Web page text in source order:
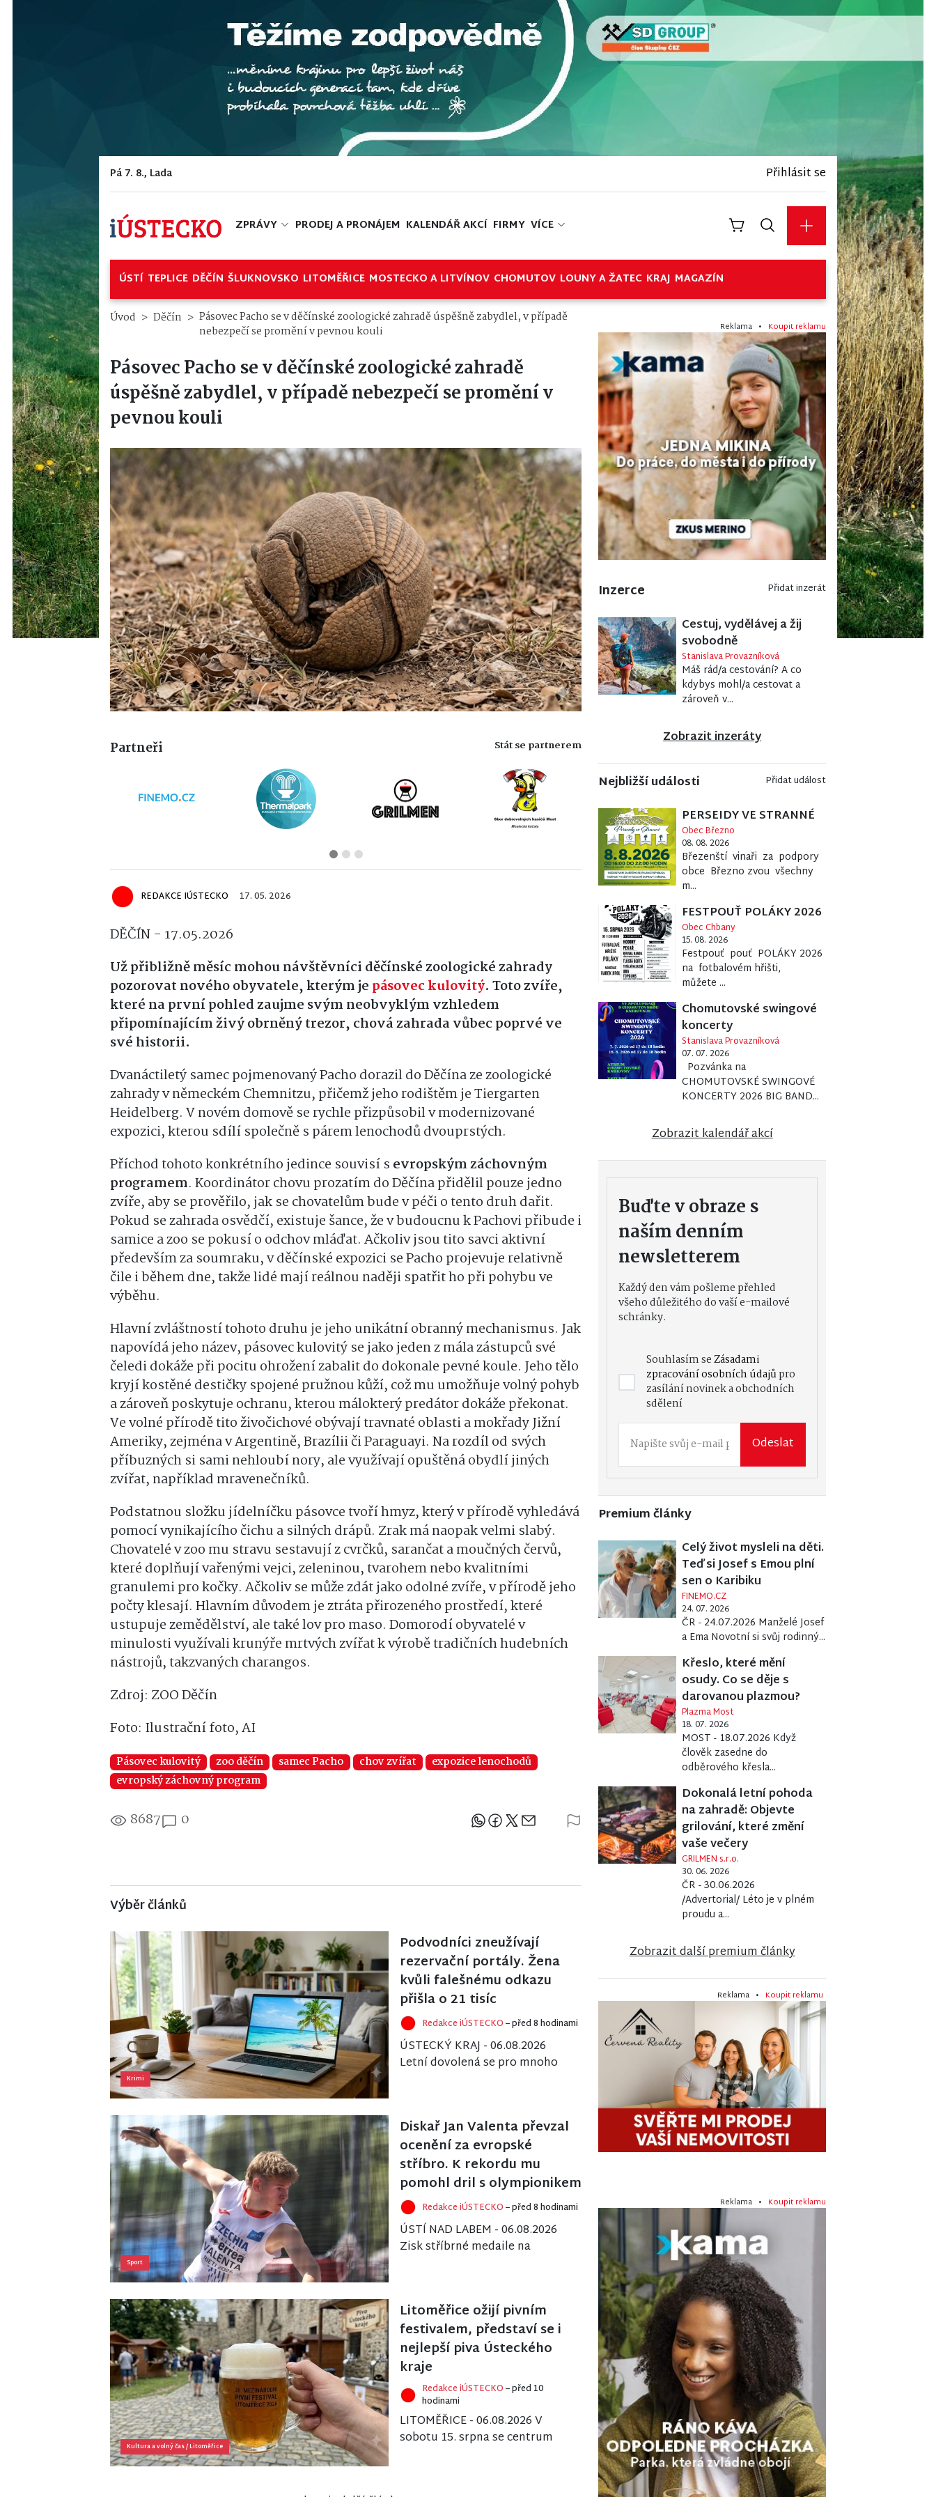
Pá 7. 8., Lada Přihlásit se
ZPRÁVY PRODEJ A PRONÁJEM KALENDÁŘ AKCÍ FIRMY VÍCE
ÚSTÍ TEPLICE DĚČÍN ŠLUKNOVSKO LITOMĚŘICE MOSTECKO A LITVÍNOV CHOMUTOV LOUNY A ŽATEC KRAJ MAGAZÍN
Úvod Děčín
Pásovec Pacho se v děčínské zoologické zahradě úspěšně zabydlel, v případě
nebezpečí se promění v pevnou kouli
Pásovec Pacho se v děčínské zoologické zahradě
úspěšně zabydlel, v případě nebezpečí se promění v
pevnou kouli
Partneři Stát se partnerem
REDAKCE IÚSTECKO 17. 05. 2026
DĚČÍN - 17.05.2026
Už přibližně měsíc mohou návštěvníci děčínské zoologické zahrady
pozorovat nového obyvatele, kterým je pásovec kulovitý. Toto zvíře,
které na první pohled zaujme svým neobvyklým vzhledem
připomínajícím živý obrněný trezor, chová zahrada vůbec poprvé ve
své historii.
Dvanáctiletý samec pojmenovaný Pacho dorazil do Děčína ze zoologické
zahrady v německém Chemnitzu, přičemž jeho rodištěm je Tiergarten
Heidelberg. V novém domově se rychle přizpůsobil v modernizované
expozici, kterou sdílí společně s párem lenochodů dvouprstých.
Příchod tohoto konkrétního jedince souvisí s evropským záchovným
programem. Koordinátor chovu prozatím do Děčína přidělil pouze jedno
zvíře, aby se prověřilo, jak se chovatelům bude v péči o tento druh dařit.
Pokud se zahrada osvědčí, existuje šance, že v budoucnu k Pachovi přibude i
samice a zoo se pokusí o odchov mláďat. Ačkoliv jsou tito savci aktivní
především za soumraku, v děčínské expozici se Pacho projevuje relativně
čile i během dne, takže lidé mají reálnou naději spatřit ho při pohybu ve
výběhu.
Hlavní zvláštností tohoto druhu je jeho unikátní obranný mechanismus. Jak
napovídá jeho název, pásovec kulovitý se jako jeden z mála zástupců své
čeledi dokáže při pocitu ohrožení zabalit do dokonale pevné koule. Jeho tělo
kryjí kostěné destičky spojené pružnou kůží, což mu umožňuje volný pohyb
a zároveň poskytuje ochranu, kterou málokterý predátor dokáže překonat.
Ve volné přírodě tito živočichové obývají travnaté oblasti a mokřady Jižní
Ameriky, zejména v Argentině, Brazílii či Paraguayi. Na rozdíl od svých
příbuzných si sami nehloubí nory, ale využívají opuštěná obydlí jiných
zvířat, například mravenečníků.
Podstatnou složku jídelníčku pásovce tvoří hmyz, který v přírodě vyhledává
pomocí vynikajícího čichu a silných drápů. Zrak má naopak velmi slabý.
Chovatelé v zoo mu stravu sestavují z cvrčků, sarančat a moučných červů,
které doplňují vařenými vejci, zeleninou, tvarohem nebo kvalitními
granulemi pro kočky. Ačkoliv se může zdát jako odolné zvíře, v přírodě jeho
počty klesají. Hlavním důvodem je ztráta přirozeného prostředí, které
ustupuje zemědělství, ale také lov pro maso. Domorodí obyvatelé v
minulosti využívali krunýře mrtvých zvířat k výrobě tradičních hudebních
nástrojů, takzvaných charangos.
Zdroj: ZOO Děčín
Foto: Ilustrační foto, AI
Pásovec kulovitý zoo děčín samec Pacho chov zvířat
expozice lenochodů
evropský záchovný program
8687 0 Sdílejte článek
Výběr článků
Krimi
Podvodníci zneužívají
rezervační portály. Žena
kvůli falešnému odkazu
přišla o 21 tisíc
Redakce iÚSTECKO– před 8 hodinami
ÚSTECKÝ KRAJ - 06.08.2026
Letní dovolená se pro mnoho
Sport
Diskař Jan Valenta převzal
ocenění za evropské
stříbro. K rekordu mu
pomohl dril s olympionikem
Redakce iÚSTECKO– před 8 hodinami
ÚSTÍ NAD LABEM - 06.08.2026
Zisk stříbrné medaile na
Kultura a volný čas/Litoměřice
Litoměřice ožijí pivním
festivalem, představí se i
nejlepší piva Ústeckého
kraje
Redakce iÚSTECKO– před 10
hodinami
LITOMĚŘICE - 06.08.2026 V
sobotu 15. srpna se centrum
Reklama • Koupit reklamu
Inzerce Přidat inzerát
Cestuj, vydělávej a žij
svobodně
Stanislava Provazníková
Máš rád/a cestování? A co
kdybys mohl/a cestovat a
zároveň v...
Zobrazit inzeráty
Nejbližší události Přidat událost
PERSEIDY VE STRANNÉ
Obec Březno
08. 08. 2026
Březenští vinaři za podpory
obce Březno zvou všechny
m...
FESTPOUŤ POLÁKY 2026
Obec Chbany
15. 08. 2026
Festpouť pouť POLÁKY 2026
na fotbalovém hřišti,
můžete ...
Chomutovské swingové
koncerty
Stanislava Provazníková
07. 07. 2026
Pozvánka na
CHOMUTOVSKÉ SWINGOVÉ
KONCERTY 2026 BIG BAND...
Zobrazit kalendář akcí
Buďte v obraze s
naším denním
newsletterem
Každý den vám pošleme přehled
všeho důležitého do vaší e-mailové
schránky.
Souhlasím seZásadami
zpracování osobních údajůpro
zasílání novinek a obchodních
sdělení
Odeslat
Premium články
Celý život mysleli na děti.
Teď si Josef s Emou plní
sen o Karibiku
FINEMO.CZ
24. 07. 2026
ČR - 24.07.2026 Manželé Josef
a Ema Novotní si svůj rodinný...
Křeslo, které mění
osudy. Co se děje s
darovanou plazmou?
Plazma Most
18. 07. 2026
MOST - 18.07.2026 Když
člověk zasedne do
odběrového křesla...
Dokonalá letní pohoda
na zahradě: Objevte
grilování, které změní
vaše večery
GRILMEN s.r.o.
30. 06. 2026
ČR - 30.06.2026
/Advertorial/ Léto je v plném
proudu a...
Zobrazit další premium články
Reklama • Koupit reklamu
Reklama • Koupit reklamu